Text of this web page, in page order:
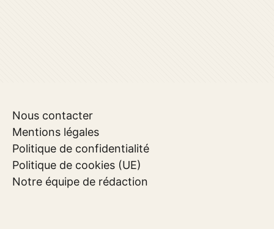
Nous contacter
Mentions légales
Politique de confidentialité
Politique de cookies (UE)
Notre équipe de rédaction